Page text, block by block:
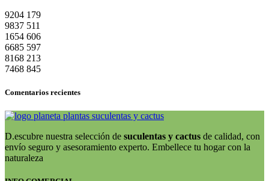
9204 179
9837 511
1654 606
6685 597
8168 213
7468 845
Comentarios recientes
D.escubre nuestra selección de suculentas y cactus de calidad, con
envío seguro y asesoramiento experto. Embellece tu hogar con la
naturaleza